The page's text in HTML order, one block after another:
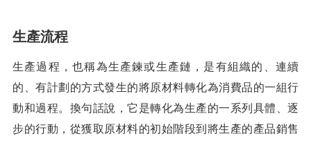
生產流程
生產過程，也稱為生產鍊或生產鏈，是有組織的、連續
的、有計劃的方式發生的將原材料轉化為消費品的一組行
動和過程。換句話說，它是轉化為生產的一系列具體、逐
步的行動，從獲取原材料的初始階段到將生產的產品銷售